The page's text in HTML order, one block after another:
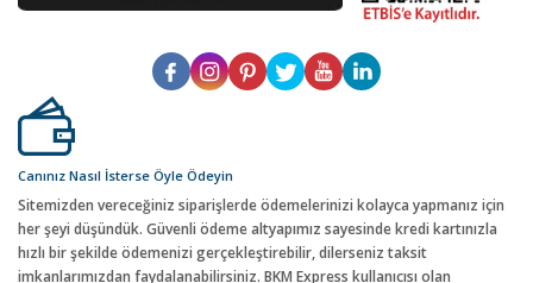
Canınız Nasıl İsterse Öyle Ödeyin
Sitemizden vereceğiniz siparişlerde ödemelerinizi kolayca yapmanız için
her şeyi düşündük. Güvenli ödeme altyapımız sayesinde kredi kartınızla
hızlı bir şekilde ödemenizi gerçekleştirebilir, dilerseniz taksit
imkanlarımızdan faydalanabilirsiniz. BKM Express kullanıcısı olan